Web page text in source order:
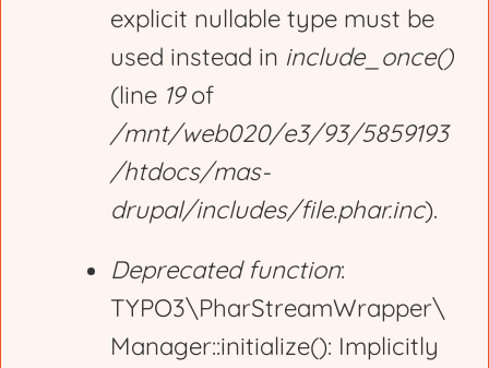
explicit nullable type must be
used instead in include_once()
(line 19of
/mnt/web020/e3/93/5859193
/htdocs/mas-
drupal/includes/file.phar.inc).
Deprecated function:
TYPO3\PharStreamWrapper\
Manager::initialize(): Implicitly